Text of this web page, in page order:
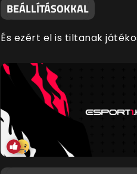
BEÁLLÍTÁSOKKAL
És ezért el is tiltanak